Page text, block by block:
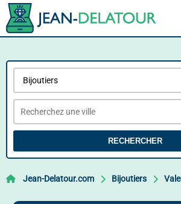
RECHERCHER
Jean-Delatour.com Bijoutiers